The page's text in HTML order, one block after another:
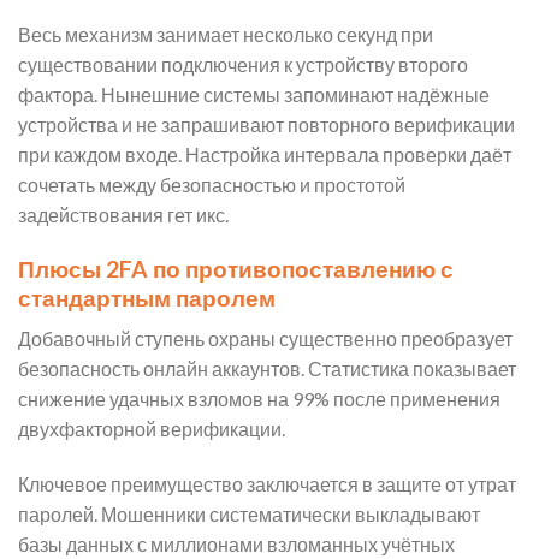
Весь механизм занимает несколько секунд при
существовании подключения к устройству второго
фактора. Нынешние системы запоминают надёжные
устройства и не запрашивают повторного верификации
при каждом входе. Настройка интервала проверки даёт
сочетать между безопасностью и простотой
задействования гет икс.
Плюсы 2FA по противопоставлению с
стандартным паролем
Добавочный ступень охраны существенно преобразует
безопасность онлайн аккаунтов. Статистика показывает
снижение удачных взломов на 99% после применения
двухфакторной верификации.
Ключевое преимущество заключается в защите от утрат
паролей. Мошенники систематически выкладывают
базы данных с миллионами взломанных учётных